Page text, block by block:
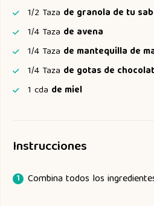
1/2 Taza de granola de tu
1/4 Taza de avena
1/4 Taza de mantequilla de
1/4 Taza de gotas de
1 cda de miel
Instrucciones
Combina todos los